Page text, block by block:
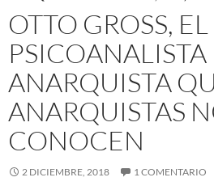
OTTO GROSS, EL
PSICOANALISTA
ANARQUISTA
ANARQUISTAS
CONOCEN
2 DICIEMBRE, 2018 1 COMENTARIO